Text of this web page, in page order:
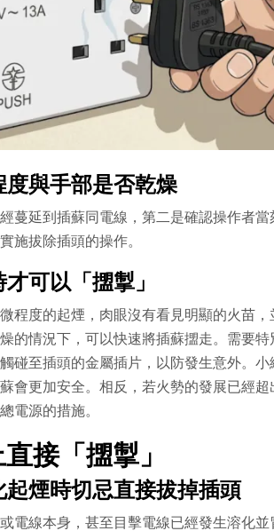
與手部是否乾燥
蔓延到插蘇同電線，第二是確認操作者
施拔除插頭的操作。
可以「擝掣」
程度的起煙，肉眼沒有看見明顯的火苗
的情況下，可以快速將插蘇擝走。需要
碰至插頭的金屬插片，以防發生意外。
會更加安全。相反，若火勢的發展已經
電源的措施。
接「擝掣」
煙時切忌直接拔掉插頭
電線本身，甚至目擊電線已經發生溶化並